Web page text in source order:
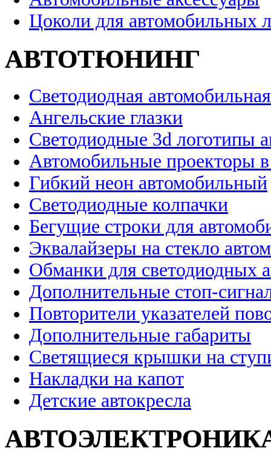
Цоколи для автомобильных
АВТОТЮНИНГ
Светодиодная
Ангельские глазки
Светодиодные 3d логотипы
Автомобильные проекторы
Гибкий неон автомобильный
Светодиодные колпачки
Бегущие строки для
Эквалайзеры на стекло
Обманки для светодиодных
Дополнительные стоп-
Повторители указателей
Дополнительные габариты
Светящиеся крышки на
Накладки на капот
Детские автокресла